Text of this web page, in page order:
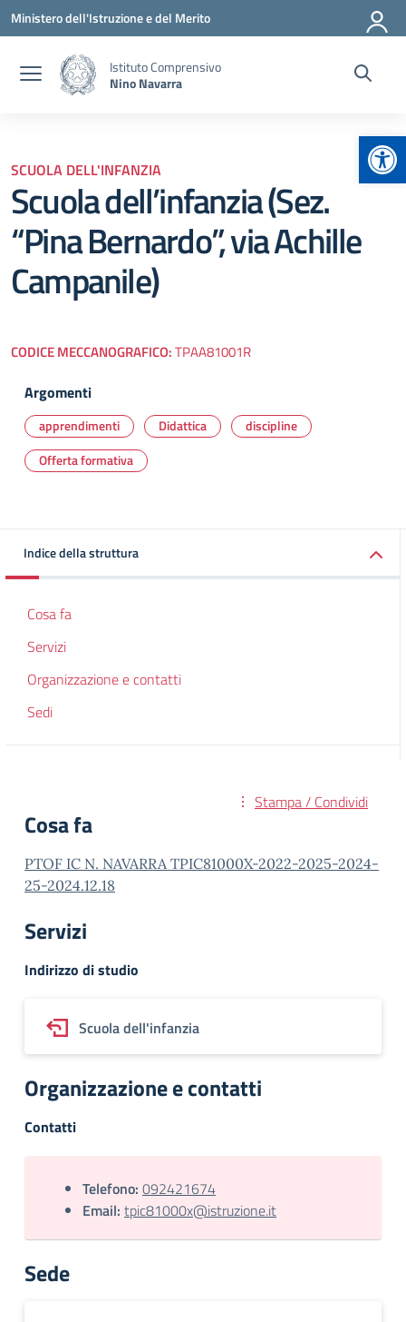
Vai ai contenuti
Vai al menu di navigazione
Vai al footer
Ministero dell'Istruzione e del Merito
Istituto Comprensivo
Nino Navarra
SCUOLA DELL'INFANZIA
Scuola dell’infanzia (Sez.
“Pina Bernardo”, via Achille
Campanile)
CODICE MECCANOGRAFICO:TPAA81001R
Argomenti
apprendimenti Didattica
discipline
Offerta formativa
Indice della struttura
Cosa fa
Servizi
Organizzazione e contatti
Sedi
Stampa / Condividi
Cosa fa
PTOF IC N. NAVARRA TPIC81000X-2022-2025-2024-
25-2024.12.18
Servizi
Indirizzo di studio
Scuola dell'infanzia
Organizzazione e contatti
Contatti
Telefono: 092421674
Email: tpic81000x@istruzione.it
Sede